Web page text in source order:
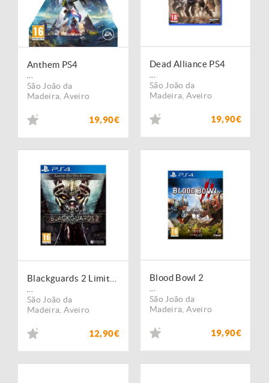
Anthem PS4
São João da
Madeira ,Aveiro
19,90€
Dead Alliance PS4
São João da
Madeira ,Aveiro
19,90€
São João da
Madeira ,Aveiro
12,90€
Blood Bowl 2
São João da
Madeira ,Aveiro
19,90€